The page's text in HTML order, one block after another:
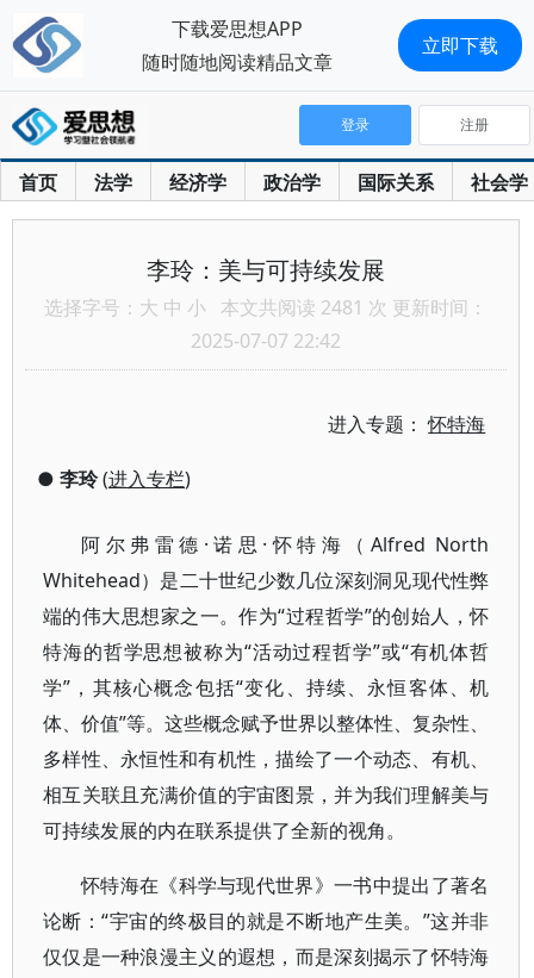
首页 法学 经济学 政治学 国际关系 社会学
登录 注册
李玲：美与可持续发展
选择字号： 大 中 小 本文共阅读 2481 次 更新时间：
2025-07-07 22:42
进入专题：怀特海
● 李玲(进入专栏)
阿尔弗雷德·诺思·怀特海（Alfred North
Whitehead）是二十世纪少数几位深刻洞见现代性弊
端的伟大思想家之一。作为“过程哲学”的创始人，怀
特海的哲学思想被称为“活动过程哲学”或“有机体哲
学”，其核心概念包括“变化、持续、永恒客体、机
体、价值”等。这些概念赋予世界以整体性、复杂性、
多样性、永恒性和有机性，描绘了一个动态、有机、
相互关联且充满价值的宇宙图景，并为我们理解美与
可持续发展的内在联系提供了全新的视角。
怀特海在《科学与现代世界》一书中提出了著名
论断：“宇宙的终极目的就是不断地产生美。”这并非
仅仅是一种浪漫主义的遐想，而是深刻揭示了怀特海
下载爱思想APP
随时随地阅读精品文章
立即下载